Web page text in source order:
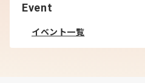
Event
イベント一覧